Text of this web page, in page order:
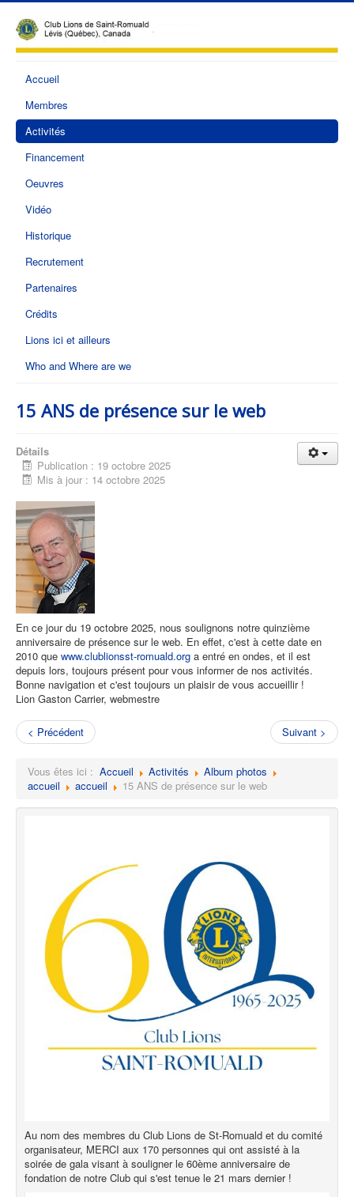
Accueil
Membres
Activités
Financement
Oeuvres
Vidéo
Historique
Recrutement
Partenaires
Crédits
Lions ici et ailleurs
Who and Where are we
15 ANS de présence sur le web
Détails
Publication : 19 octobre 2025
Mis à jour : 14 octobre 2025
En ce jour du 19 octobre 2025, nous soulignons notre quinzième
anniversaire de présence sur le web. En effet, c'est à cette date en
2010 que www.clublionsst-romuald.org a entré en ondes, et il est
depuis lors, toujours présent pour vous informer de nos activités.
Bonne navigation et c'est toujours un plaisir de vous accueillir !
Lion Gaston Carrier, webmestre
< Précédent Suivant >
Vous êtes ici : Accueil Activités
Album photos
accueil
accueil 15 ANS de présence sur le web
Au nom des membres du Club Lions de St-Romuald et du comité
organisateur, MERCI aux 170 personnes qui ont assisté à la
soirée de gala visant à souligner le 60ème anniversaire de
fondation de notre Club qui s'est tenue le 21 mars dernier !